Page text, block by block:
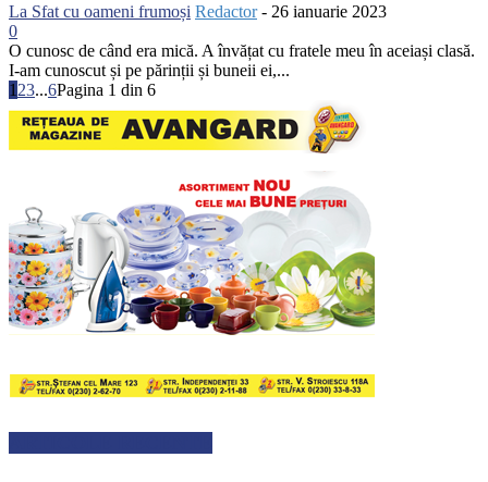
La Sfat cu oameni frumoși Redactor - 26 ianuarie 2023
0
O cunosc de când era mică. A învățat cu fratele meu în aceiași clasă.
I-am cunoscut și pe părinții și buneii ei,...
1 23...6Pagina 1 din 6